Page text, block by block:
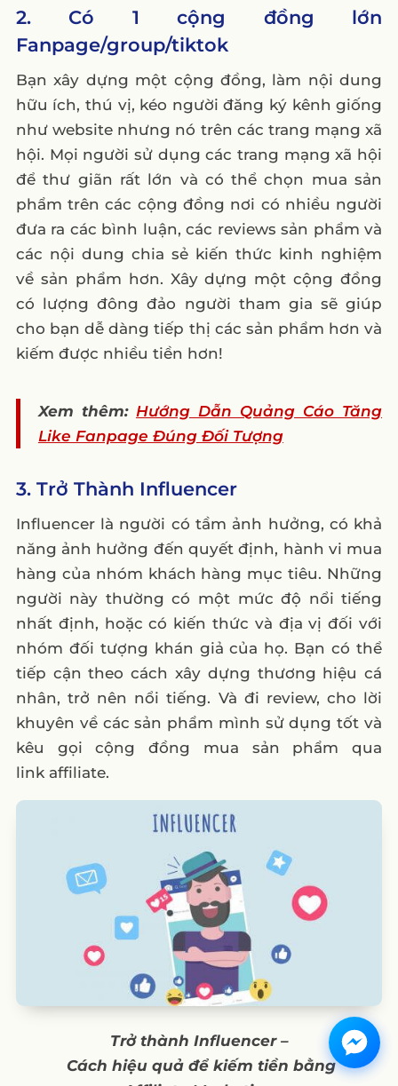
2. Có 1 cộng đồng lớn
Fanpage/group/tiktok
Bạn xây dựng một cộng đồng, làm nội dung
hữu ích, thú vị, kéo người đăng ký kênh giống
như website nhưng nó trên các trang mạng xã
hội. Mọi người sử dụng các trang mạng xã hội
để thư giãn rất lớn và có thể chọn mua sản
phẩm trên các cộng đồng nơi có nhiều người
đưa ra các bình luận, các reviews sản phẩm và
các nội dung chia sẻ kiến thức kinh nghiệm
về sản phẩm hơn. Xây dựng một cộng đồng
có lượng đông đảo người tham gia sẽ giúp
cho bạn dễ dàng tiếp thị các sản phẩm hơn và
kiếm được nhiều tiền hơn!
Xem thêm: Hướng Dẫn Quảng Cáo Tăng
Like Fanpage Đúng Đối Tượng
3. Trở Thành Influencer
Influencer là người có tầm ảnh hưởng, có khả
năng ảnh hưởng đến quyết định, hành vi mua
hàng của nhóm khách hàng mục tiêu. Những
người này thường có một mức độ nổi tiếng
nhất định, hoặc có kiến thức và địa vị đối với
nhóm đối tượng khán giả của họ. Bạn có thể
tiếp cận theo cách xây dựng thương hiệu cá
nhân, trở nên nổi tiếng. Và đi review, cho lời
khuyên về các sản phẩm mình sử dụng tốt và
kêu gọi cộng đồng mua sản phẩm qua
link affiliate.
Trở thành Influencer –
Cách hiệu quả để kiếm tiền bằng